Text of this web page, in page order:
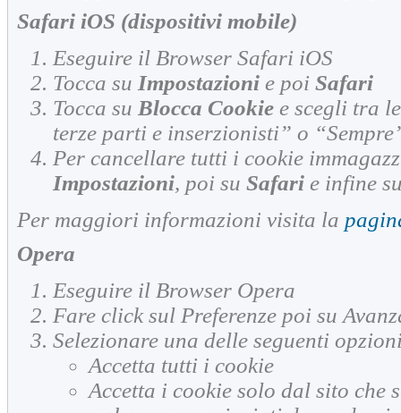
Safari iOS (dispositivi mobile)
Eseguire il Browser Safari iOS
Tocca su Impostazioni e poi Safari
Tocca su Blocca Cookie e scegli tra
terze parti e inserzionisti” o
Per cancellare tutti i cookie
Impostazioni, poi su Safari e infine
Per maggiori informazioni visita la
Opera
Eseguire il Browser Opera
Fare click sul Preferenze poi su
Selezionare una delle seguenti
Accetta tutti i cookie
Accetta i cookie solo dal sito che